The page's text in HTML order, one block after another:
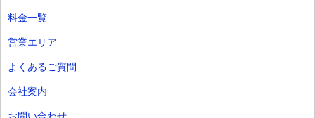
料金一覧
営業エリア
よくあるご質問
会社案内